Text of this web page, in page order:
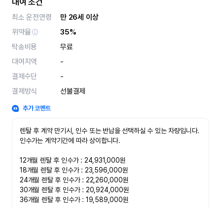
대여 조건
최소 운전연령
만 26세 이상
위약율
35%
탁송비용
무료
대여지역
-
결제수단
-
결제방식
선불결제
추가 코멘트
렌탈 후 계약 만기시, 인수 또는 반납을 선택하실 수 있는 차량입니다.
인수가는 계약기간에 따라 상이합니다.
12개월 렌탈 후 인수가 : 24,931,000원
18개월 렌탈 후 인수가 : 23,596,000원
24개월 렌탈 후 인수가 : 22,260,000원
30개월 렌탈 후 인수가 : 20,924,000원
36개월 렌탈 후 인수가 : 19,589,000원